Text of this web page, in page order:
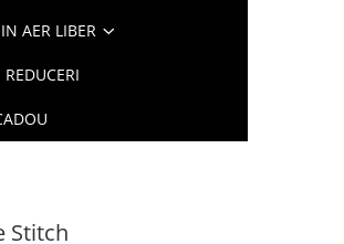
AER LIBER
REDUCERI
Stitch